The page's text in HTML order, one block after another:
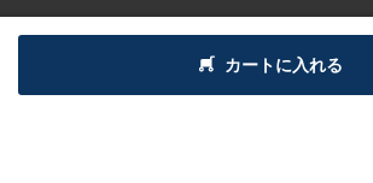
カートに入れる
特定商取引法による表記
利用規約
©2018 BILLY’S ENT